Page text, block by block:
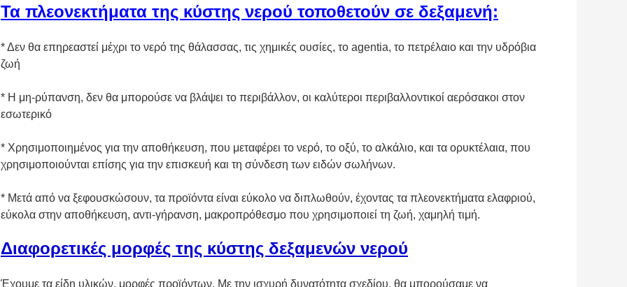
Τα πλεονεκτήματα της κύστης νερού τοποθετούν σε δεξαμενή:
* Δεν θα επηρεαστεί μέχρι το νερό της θάλασσας, τις χημικές ουσίες, το agentia, το πετρέλαιο και την υδρόβια
ζωή
* Η μη-ρύπανση, δεν θα μπορούσε να βλάψει το περιβάλλον, οι καλύτεροι περιβαλλοντικοί αερόσακοι στον
εσωτερικό
* Χρησιμοποιημένος για την αποθήκευση, που μεταφέρει το νερό, το οξύ, το αλκάλιο, και τα ορυκτέλαια, που
χρησιμοποιούνται επίσης για την επισκευή και τη σύνδεση των ειδών σωλήνων.
* Μετά από να ξεφουσκώσουν, τα προϊόντα είναι εύκολο να διπλωθούν, έχοντας τα πλεονεκτήματα ελαφριού,
εύκολα στην αποθήκευση, αντι-γήρανση, μακροπρόθεσμο που χρησιμοποιεί τη ζωή, χαμηλή τιμή.
Διαφορετικές μορφές της κύστης δεξαμενών νερού
Έχουμε τα είδη υλικών, μορφές προϊόντων. Με την ισχυρή δυνατότητα σχεδίου, θα μπορούσαμε να